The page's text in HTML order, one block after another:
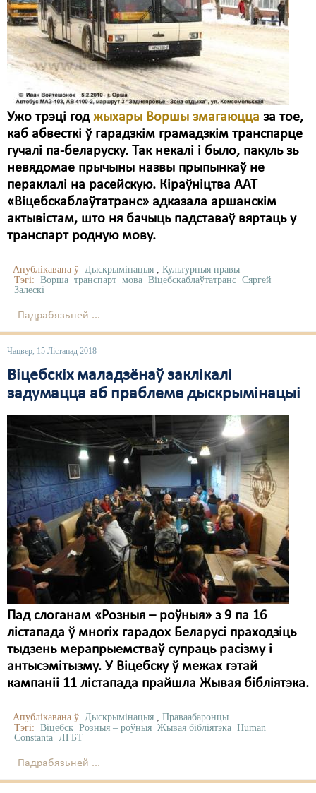
Ужо трэці год жыхары Воршы змагаюцца за тое,
каб абвесткі ў гарадзкім грамадзкім транспарце
гучалі па-беларуску. Так некалі і было, пакуль зь
невядомае прычыны назвы прыпынкаў не
пераклалі на расейскую. Кіраўніцтва ААТ
«Віцебскаблаўтатранс» адказала аршанскім
актывістам, што ня бачыць падставаў вяртаць у
транспарт родную мову.
Апублікавана ў Дыскрымінацыя , Культурныя правы
Тэгі: Ворша транспарт мова Віцебскаблаўтатранс Сяргей
Залескі
Падрабязьней ...
Чацвер, 15 Лістапад 2018
Віцебскіх маладзёнаў заклікалі
задумацца аб праблеме дыскрымінацыі
Пад слоганам «Розныя – роўныя» з 9 па 16
лістапада ў многіх гарадох Беларусі праходзіць
тыдзень мерапрыемстваў супраць расізму і
антысэмітызму. У Віцебску ў межах гэтай
кампаніі 11 лістапада прайшла Жывая бібліятэка.
Апублікавана ў Дыскрымінацыя , Праваабаронцы
Тэгі: Віцебск Розныя – роўныя Жывая бібліятэка Human
Constanta ЛГБТ
Падрабязьней ...
Сьмяротнае пакараньне
Экалёгія
Правы працоўных
Сацыяльныя правы